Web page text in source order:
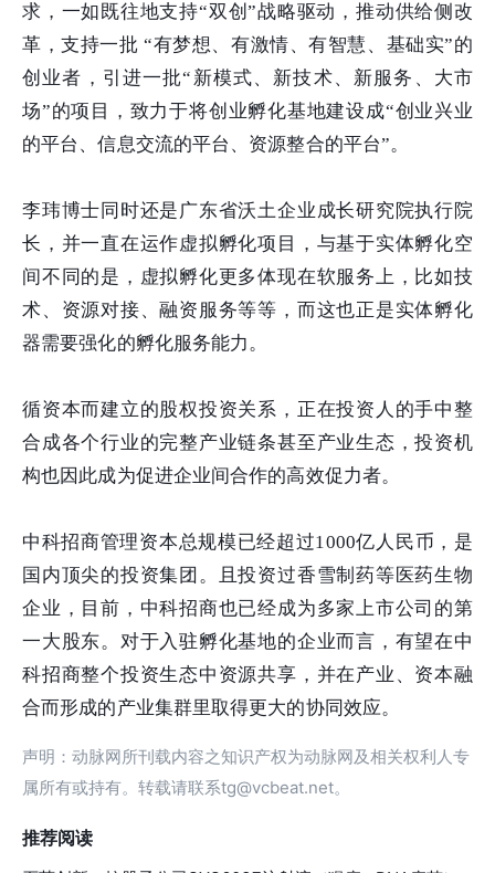
求，一如既往地支持“双创”战略驱动，推动供给侧改
革，支持一批 “有梦想、有激情、有智慧、基础实”的
创业者，引进一批“新模式、新技术、新服务、大市
场”的项目，致力于将创业孵化基地建设成“创业兴业
的平台、信息交流的平台、资源整合的平台”。
李玮博士同时还是广东省沃土企业成长研究院执行院
长，并一直在运作虚拟孵化项目，与基于实体孵化空
间不同的是，虚拟孵化更多体现在软服务上，比如技
术、资源对接、融资服务等等，而这也正是实体孵化
器需要强化的孵化服务能力。
循资本而建立的股权投资关系，正在投资人的手中整
合成各个行业的完整产业链条甚至产业生态，投资机
构也因此成为促进企业间合作的高效促力者。
中科招商管理资本总规模已经超过1000亿人民币，是
国内顶尖的投资集团。且投资过香雪制药等医药生物
企业，目前，中科招商也已经成为多家上市公司的第
一大股东。对于入驻孵化基地的企业而言，有望在中
科招商整个投资生态中资源共享，并在产业、资本融
合而形成的产业集群里取得更大的协同效应。
声明：动脉网所刊载内容之知识产权为动脉网及相关权利人专
属所有或持有。转载请联系tg@vcbeat.net。
推荐阅读